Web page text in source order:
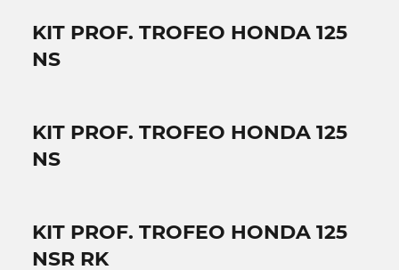
KIT PROF. TROFEO HONDA 125
NS
KIT PROF. TROFEO HONDA 125
NS
KIT PROF. TROFEO HONDA 125
NSR RK